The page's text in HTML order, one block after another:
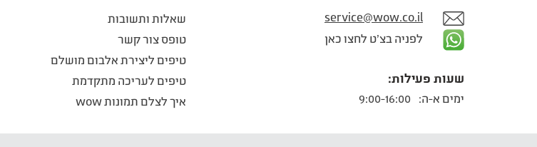
service@wow.co.il
לפניה בצ'ט לחצו כאן
שעות פעילות:
ימים א-ה:
שאלות ותשובות
טופס צור קשר
טיפים ליצירת אלבום מושלם
טיפים לעריכה מתקדמת
איך לצלם תמונות wow